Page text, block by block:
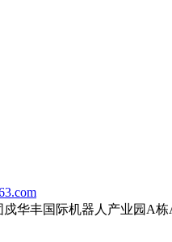
华丰国际机器人产业园A栋